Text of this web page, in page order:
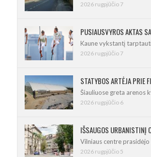
2026 rugpjūčio 7
2026 rugpjūčio 7
2026 rugpjūčio 6
2026 rugpjūčio 5